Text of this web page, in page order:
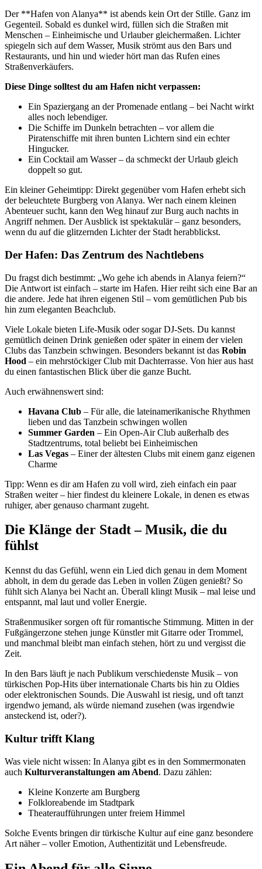
Der **Hafen von Alanya** ist abends kein Ort der Stille. Ganz im
Gegenteil. Sobald es dunkel wird, füllen sich die Straßen mit
Menschen – Einheimische und Urlauber gleichermaßen. Lichter
spiegeln sich auf dem Wasser, Musik strömt aus den Bars und
Restaurants, und hin und wieder hört man das Rufen eines
Straßenverkäufers.
Diese Dinge solltest du am Hafen nicht verpassen:
Ein Spaziergang an der Promenade entlang – bei Nacht wirkt
alles noch lebendiger.
Die Schiffe im Dunkeln betrachten – vor allem die
Piratenschiffe mit ihren bunten Lichtern sind ein echter
Hingucker.
Ein Cocktail am Wasser – da schmeckt der Urlaub gleich
doppelt so gut.
Ein kleiner Geheimtipp: Direkt gegenüber vom Hafen erhebt sich
der beleuchtete Burgberg von Alanya. Wer nach einem kleinen
Abenteuer sucht, kann den Weg hinauf zur Burg auch nachts in
Angriff nehmen. Der Ausblick ist spektakulär – ganz besonders,
wenn du auf die glitzernden Lichter der Stadt herabblickst.
Der Hafen: Das Zentrum des Nachtlebens
Du fragst dich bestimmt: „Wo gehe ich abends in Alanya feiern?“
Die Antwort ist einfach – starte im Hafen. Hier reiht sich eine Bar an
die andere. Jede hat ihren eigenen Stil – vom gemütlichen Pub bis
hin zum eleganten Beachclub.
Viele Lokale bieten Life-Musik oder sogar DJ-Sets. Du kannst
gemütlich deinen Drink genießen oder später in einem der vielen
Clubs das Tanzbein schwingen. Besonders bekannt ist das Robin
Hood – ein mehrstöckiger Club mit Dachterrasse. Von hier aus hast
du einen fantastischen Blick über die ganze Bucht.
Auch erwähnenswert sind:
Havana Club – Für alle, die lateinamerikanische Rhythmen
lieben und das Tanzbein schwingen wollen
Summer Garden – Ein Open-Air Club außerhalb des
Stadtzentrums, total beliebt bei Einheimischen
Las Vegas – Einer der ältesten Clubs mit einem ganz eigenen
Charme
Tipp: Wenn es dir am Hafen zu voll wird, zieh einfach ein paar
Straßen weiter – hier findest du kleinere Lokale, in denen es etwas
ruhiger, aber genauso charmant zugeht.
Die Klänge der Stadt – Musik, die du
fühlst
Kennst du das Gefühl, wenn ein Lied dich genau in dem Moment
abholt, in dem du gerade das Leben in vollen Zügen genießt? So
fühlt sich Alanya bei Nacht an. Überall klingt Musik – mal leise und
entspannt, mal laut und voller Energie.
Straßenmusiker sorgen oft für romantische Stimmung. Mitten in der
Fußgängerzone stehen junge Künstler mit Gitarre oder Trommel,
und manchmal bleibt man einfach stehen, hört zu und vergisst die
Zeit.
In den Bars läuft je nach Publikum verschiedenste Musik – von
türkischen Pop-Hits über internationale Charts bis hin zu Oldies
oder elektronischen Sounds. Die Auswahl ist riesig, und oft tanzt
irgendwo jemand, als würde niemand zusehen (was irgendwie
ansteckend ist, oder?).
Kultur trifft Klang
Was viele nicht wissen: In Alanya gibt es in den Sommermonaten
auch Kulturveranstaltungen am Abend. Dazu zählen:
Kleine Konzerte am Burgberg
Folkloreabende im Stadtpark
Theateraufführungen unter freiem Himmel
Solche Events bringen dir türkische Kultur auf eine ganz besondere
Art näher – voller Emotion, Authentizität und Lebensfreude.